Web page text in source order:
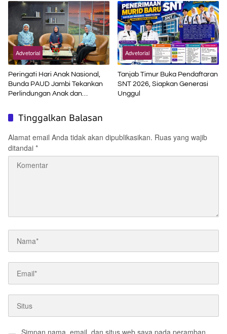
Advetorial
Peringati Hari Anak Nasional,
Bunda PAUD Jambi Tekankan
Perlindungan Anak dan
Advetorial
Tanjab Timur Buka Pendaftaran
SNT 2026, Siapkan Generasi
Unggul
Tinggalkan Balasan
Alamat email Anda tidak akan dipublikasikan. Ruas yang wajib
ditandai *